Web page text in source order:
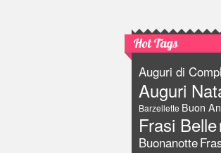
Hot Tags
Auguri di
Auguri
Barzellette Buon
Frasi Belle
Buonanotte